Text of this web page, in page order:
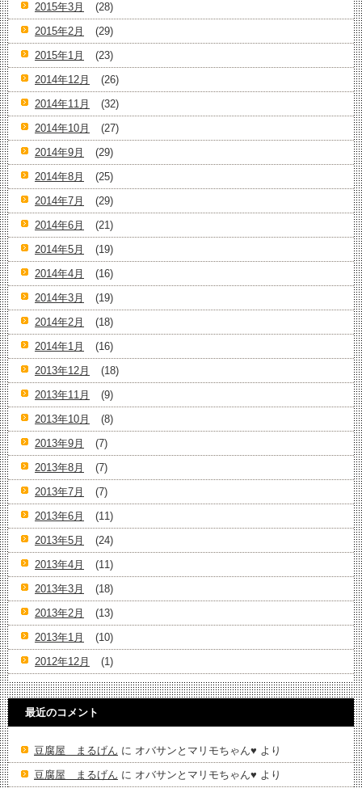
2015年3月
(28)
2015年2月
(29)
2015年1月
(23)
2014年12月
(26)
2014年11月
(32)
2014年10月
(27)
2014年9月
(29)
2014年8月
(25)
2014年7月
(29)
2014年6月
(21)
2014年5月
(19)
2014年4月
(16)
2014年3月
(19)
2014年2月
(18)
2014年1月
(16)
2013年12月
(18)
2013年11月
(9)
2013年10月
(8)
2013年9月
(7)
2013年8月
(7)
2013年7月
(7)
2013年6月
(11)
2013年5月
(24)
2013年4月
(11)
2013年3月
(18)
2013年2月
(13)
2013年1月
(10)
2012年12月
(1)
最近のコメント
豆腐屋 まるげん に オバサンとマリモちゃん♥️ より
豆腐屋 まるげん に オバサンとマリモちゃん♥️ より